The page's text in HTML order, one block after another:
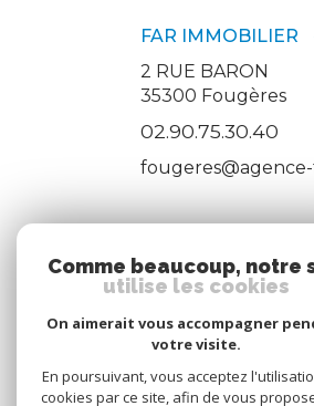
FAR IMMOBILIER
2 RUE BARON
35300 Fougères
02.90.75.30.40
ADHÉRENTS
Nous adhérons
Comme beaucoup, notre
utilise les cookies
On aimerait vous accompagner
votre visite.
En poursuivant, vous acceptez
cookies par ce site, afin de vous